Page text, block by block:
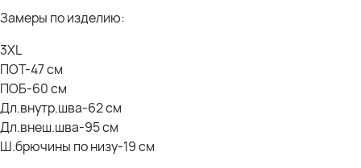
2％ Эластан
-на фото Олеся (брюнетка):
Параметры: рост- 170см; ОГ- 105см; ОТ- 85см; ОБ- 114см- 5XL
Замеры по изделию:
3XL
ПОТ-47 см
ПОБ-60 см
Дл.внутр.шва-62 см
Дл.внеш.шва-95 см
Ш.брючины по низу-19 см